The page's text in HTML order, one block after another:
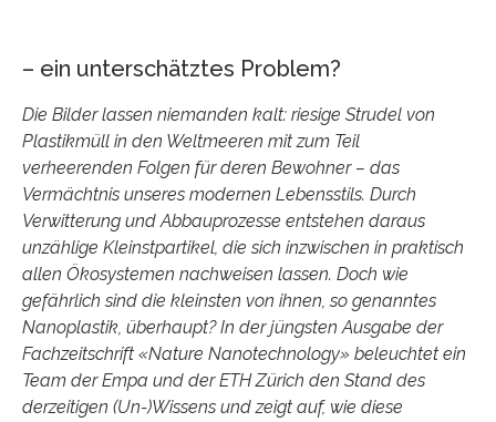
– ein unterschätztes Problem?
Die Bilder lassen niemanden kalt: riesige Strudel von
Plastikmüll in den Weltmeeren mit zum Teil
verheerenden Folgen für deren Bewohner – das
Vermächtnis unseres modernen Lebensstils. Durch
Verwitterung und Abbauprozesse entstehen daraus
unzählige Kleinstpartikel, die sich inzwischen in praktisch
allen Ökosystemen nachweisen lassen. Doch wie
gefährlich sind die kleinsten von ihnen, so genanntes
Nanoplastik, überhaupt? In der jüngsten Ausgabe der
Fachzeitschrift «Nature Nanotechnology» beleuchtet ein
Team der Empa und der ETH Zürich den Stand des
derzeitigen (Un-)Wissens und zeigt auf, wie diese